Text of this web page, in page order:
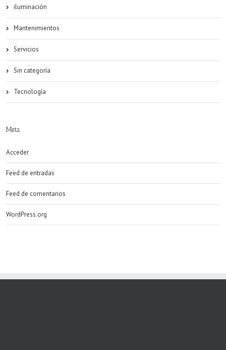
iluminación
Mantenimientos
Servicios
Sin categoría
Tecnología
Meta
Acceder
Feed de entradas
Feed de comentarios
WordPress.org